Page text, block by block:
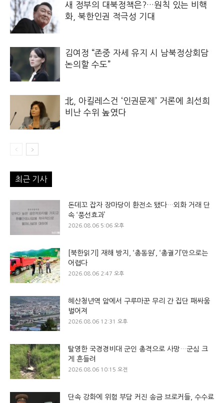
새 정부의 대북정책은?…원칙 있는 비핵
화, 북한인권 적극성 기대
김여정 “존중 자세 유지 시 남북정상회담
논의할 수도”
北, 아킬레스건 ‘인권문제’ 거론에 최선희
비난 수위 높였다
최근 기사
돈데꼬 잡자 장마당이 환전소 됐다…외화 거래 단
속 ‘풍선효과’
2026.08.06 5:06 오후
[북한읽기] 재해 방지, ‘총동원’, ‘총궐기’만으로는
어렵다
2026.08.06 2:47 오후
혜산청년역 앞에서 구루마꾼 무리 간 집단 패싸움
벌어져
2026.08.06 12:31 오후
탈영한 국경경비대 군인 총격으로 사망…군심 크
게 흔들려
2026.08.06 10:15 오전
단속 강화에 위험 부담 커진 송금 브로커들, 수수료